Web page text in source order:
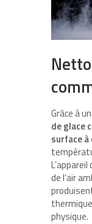
Grâce à
de glace
surface
de l’air
physique.